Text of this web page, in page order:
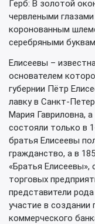
Герб: В золотой
червлеными
коронованным
серебряными
Елисеевы –
основателем
губернии Пётр
лавку в Санкт-
Мария Гавриловна,
состояли только в
братья Елисеевы
гражданство, а в
«Братья
торговых
представители
участие в создании
коммерческого